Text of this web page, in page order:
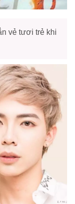
vẻ tươi trẻ khi